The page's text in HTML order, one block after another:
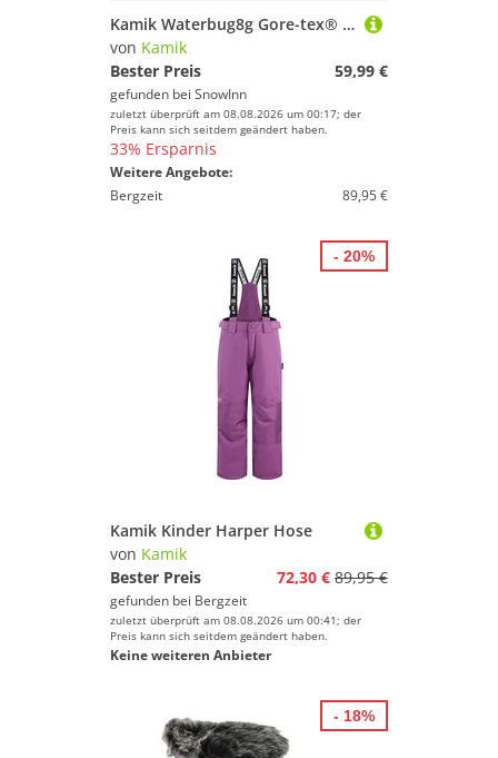
Kamik Waterbug8g Gore-tex® Youth Snow Boots Lila EU 35 Mädchen
von Kamik
Bester Preis
59,99 €
gefunden bei SnowInn
zuletzt überprüft am 08.08.2026 um 00:17; der
Preis kann sich seitdem geändert haben.
33% Ersparnis
Weitere Angebote:
Bergzeit
89,95 €
Kamik Kinder Harper Hose
von Kamik
Bester Preis
72,30 € 89,95 €
gefunden bei Bergzeit
zuletzt überprüft am 08.08.2026 um 00:41; der
Preis kann sich seitdem geändert haben.
Keine weiteren Anbieter
- 20%
- 18%